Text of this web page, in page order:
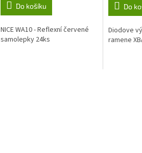
Do košíku
NICE WA10 - Reflexní červené
samolepky 24ks
Do
Diodove
ramene